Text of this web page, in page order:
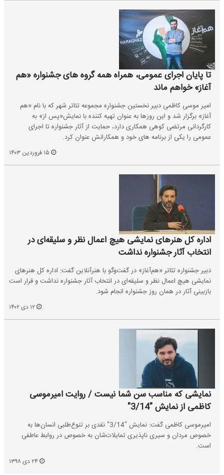
تا پایان اجرای عمومی، همراه همه گروه های جشنواره «هم
آغاز» خواهم ماند
امیر موسی کاظمی دبیر نخستین جشنواره مجموعه تئاتر شهر که با نام «هم
آغاز» برگزار شد و این روزها به عنوان تهیه کننده با نمایش«پس از» به
کارگردانی مرتضی کوهی همکاری دارد، حمایت از آثار جشنواره تا اجرای
عمومی را یکی از برنامه های خود و همکارانش عنوان کرد.
اداره کل هنرهای نمایشی هیچ اعمال نظر و سلیقه‌ای در
انتخاب آثار جشنواره نداشت
دبیر جشنواره تئاتر «هم‌آغاز» در گفت‌وگو با هنرآنلاین گفت: اداره کل هنرهای
نمایشی هیچ اعمال نظر و سلیقه‌ای در انتخاب آثار جشنواره نداشت و قرار است
بازبینی آثار در همان روز جشنواره انجام شود.
نمایشی که مناسب سن شما نیست / روایت امیرموسی
کاظمی از نمایش "3/14"
امیرموسی کاظمی گفت: نمایش "3/14" نقدی بر تنوع‌طلبی انسان‌ها به
خصوص مردان و سیری ناپذیری تمایلات‌شان به خصوص در روابط عاطفی
است.